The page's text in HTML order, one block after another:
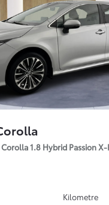
1.8 Hybrid Passion X-
Kilometre